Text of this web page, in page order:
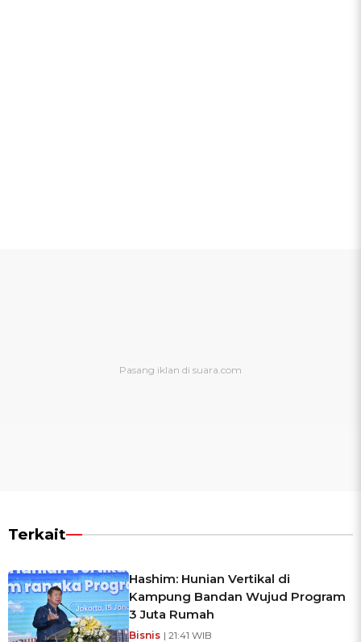
Terkait
Hashim: Hunian Vertikal di
Kampung Bandan Wujud Program
3 Juta Rumah
Bisnis | 21:41 WIB